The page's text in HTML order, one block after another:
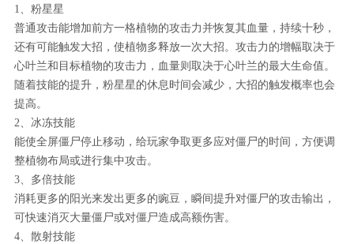
1、粉星星
普通攻击能增加前方一格植物的攻击力并恢复其血量，持续十秒，
还有可能触发大招，使植物多释放一次大招。攻击力的增幅取决于
心叶兰和目标植物的攻击力，血量则取决于心叶兰的最大生命值。
随着技能的提升，粉星星的休息时间会减少，大招的触发概率也会
提高。
2、冰冻技能
能使全屏僵尸停止移动，给玩家争取更多应对僵尸的时间，方便调
整植物布局或进行集中攻击。
3、多倍技能
消耗更多的阳光来发出更多的豌豆，瞬间提升对僵尸的攻击输出，
可快速消灭大量僵尸或对僵尸造成高额伤害。
4、散射技能